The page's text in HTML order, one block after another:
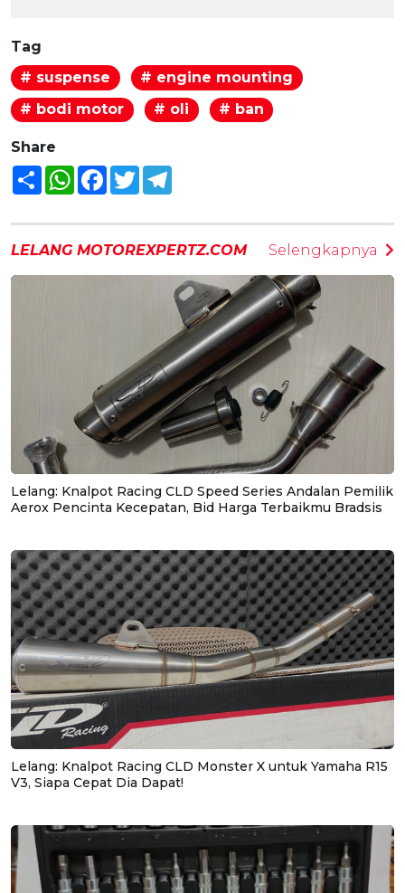
Tag
# suspense
# engine mounting
# bodi motor
# oli # ban
Share
Share WhatsAppFacebook
Twitter
LELANG MOTOREXPERTZ.COM Selengkapnya
Lelang: Knalpot Racing CLD Speed Series Andalan Pemilik
Aerox Pencinta Kecepatan, Bid Harga Terbaikmu Bradsis
Lelang: Knalpot Racing CLD Monster X untuk Yamaha R15
V3, Siapa Cepat Dia Dapat!